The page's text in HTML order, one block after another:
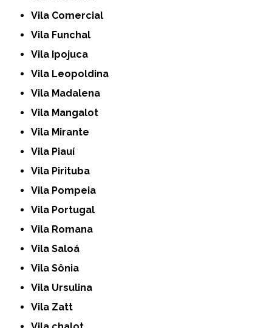
Vila Comercial
Vila Funchal
Vila Ipojuca
Vila Leopoldina
Vila Madalena
Vila Mangalot
Vila Mirante
Vila Piauí
Vila Pirituba
Vila Pompeia
Vila Portugal
Vila Romana
Vila Saloá
Vila Sônia
Vila Ursulina
Vila Zatt